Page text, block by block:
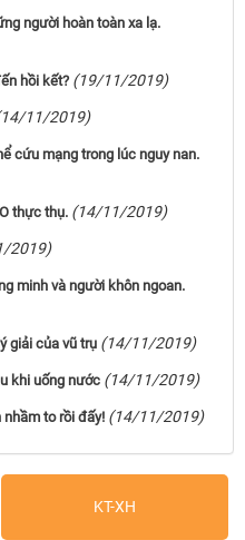
người hoàn toàn xa lạ.
hồi kết? (19/11/2019)
11/2019)
cứu mạng trong lúc nguy nan.
thực thụ. (14/11/2019)
2019)
minh và người khôn ngoan.
giải của vũ trụ (14/11/2019)
khi uống nước (14/11/2019)
nhầm to rồi đấy! (14/11/2019)
KT-XH